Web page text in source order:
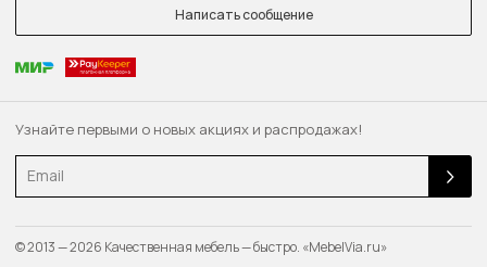
Узнайте первыми о новых акциях и распродажах!
Email
Написать сообщение
© 2013 — 2026 Качественная мебель — быстро. «MebelVia.ru»